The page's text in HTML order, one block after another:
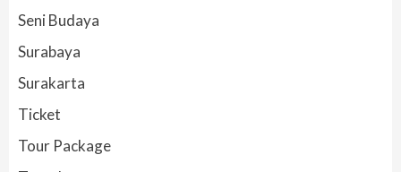
Seni Budaya
Surabaya
Surakarta
Ticket
Tour Package